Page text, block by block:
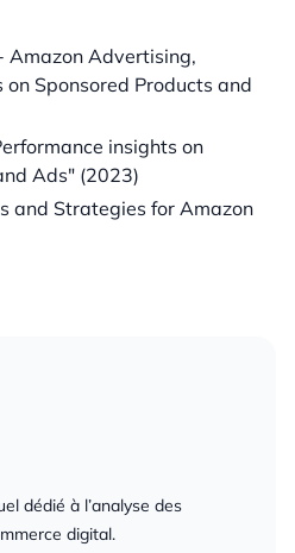
Amazon Advertising,
Sponsored Products and
insights on
Ads" (2023)
and Strategies for Amazon
dédié à l’analyse des
digital.